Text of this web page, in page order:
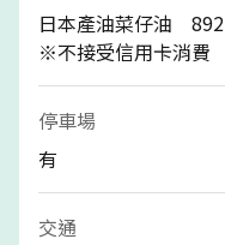
日本產油菜仔油
※不接受信用卡消費
停車場
有
交通